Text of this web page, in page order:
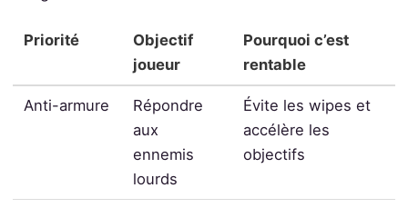
Priorité
Objectif
joueur
Pourquoi c’est
rentable
Anti-armure
Répondre
aux
ennemis
lourds
Évite les wipes et
accélère les
objectifs